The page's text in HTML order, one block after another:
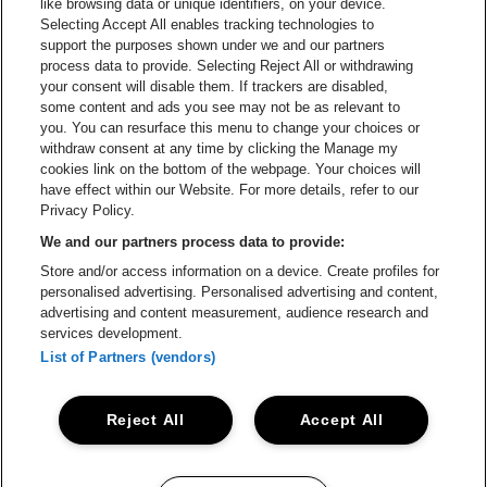
Ga naar de website van Croky
Ga naar de website van
Ga naar de website van Le Soir
Ga naar de
Ga naar de website van
Vorst Nationaal is een deel van be•at
Vorst Nationaal
Be-At Venues
Schijnpoortweg 119, 2170 Antwerpen
BTW (BE) 0461.051.688 - RPR Antwerpen
BNP Paribas Fortis - IBAN: BE93 2200 4925 0067 - BIC:
GEBABEBB
ProclaimerCookiesManage my cookiesPrivacy
like browsing data or unique identifiers, on your device.
Selecting Accept All enables tracking technologies to
support the purposes shown under we and our partners
process data to provide. Selecting Reject All or withdrawing
your consent will disable them. If trackers are disabled,
some content and ads you see may not be as relevant to
you. You can resurface this menu to change your choices or
withdraw consent at any time by clicking the Manage my
cookies link on the bottom of the webpage. Your choices will
have effect within our Website. For more details, refer to our
Privacy Policy.
We and our partners process data to provide:
Store and/or access information on a device. Create profiles for
personalised advertising. Personalised advertising and content,
advertising and content measurement, audience research and
services development.
List of Partners (vendors)
Accept All
Reject All